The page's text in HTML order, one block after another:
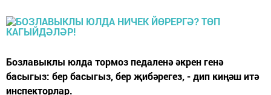
Бозлавыклы юлда тормоз педаленә әкрен генә
басыгыз: бер басыгыз, бер җибәрегез, - дип киңәш итә
инспекторлар.